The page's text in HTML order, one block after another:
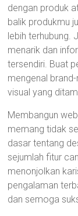
dengan produk
balik produkmu
lebih terhubung.
menarik dan
tersendiri. Buat
mengenal
visual yang
Membangun
memang tidak
dasar tentang
sejumlah fitur
menonjolkan
pengalaman
dan semoga